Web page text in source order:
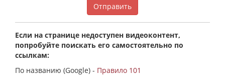
Отправить
Если на странице недоступен видеоконтент,
попробуйте поискать его самостоятельно по
ссылкам:
По названию (Google) - Правило 101